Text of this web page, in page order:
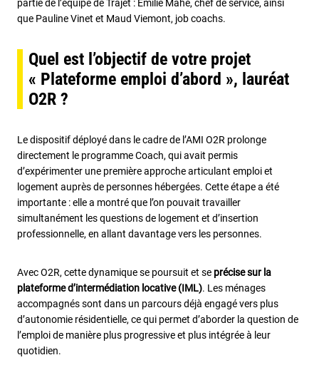
partie de l’équipe de Trajet : Emilie Mahé, chef de service, ainsi
que Pauline Vinet et Maud Viemont, job coachs.
Quel est l’objectif de votre projet
« Plateforme emploi d’abord », lauréat
O2R ?
Le dispositif déployé dans le cadre de l’AMI O2R prolonge
directement le programme Coach, qui avait permis
d’expérimenter une première approche articulant emploi et
logement auprès de personnes hébergées. Cette étape a été
importante : elle a montré que l’on pouvait travailler
simultanément les questions de logement et d’insertion
professionnelle, en allant davantage vers les personnes.
Avec O2R, cette dynamique se poursuit et se précise sur la
plateforme d’intermédiation locative (IML). Les ménages
accompagnés sont dans un parcours déjà engagé vers plus
d’autonomie résidentielle, ce qui permet d’aborder la question de
l’emploi de manière plus progressive et plus intégrée à leur
quotidien.